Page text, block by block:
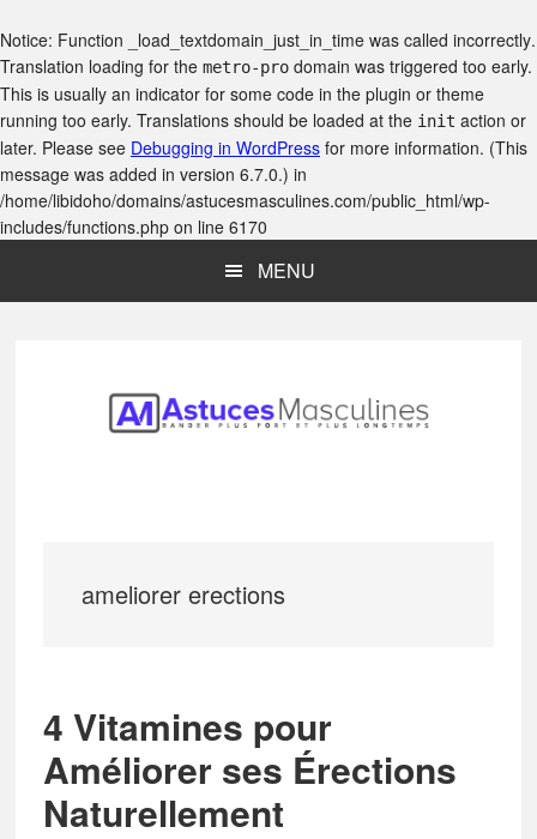
Notice: Function _load_textdomain_just_in_time was called incorrectly.
Translation loading for the metro-pro domain was triggered too early.
This is usually an indicator for some code in the plugin or theme
running too early. Translations should be loaded at the init action or
later. Please see Debugging in WordPress for more information. (This
message was added in version 6.7.0.) in
/home/libidoho/domains/astucesmasculines.com/public_html/wp-
includes/functions.php on line 6170
MENU
ameliorer erections
4 Vitamines pour
Améliorer ses Érections
Naturellement